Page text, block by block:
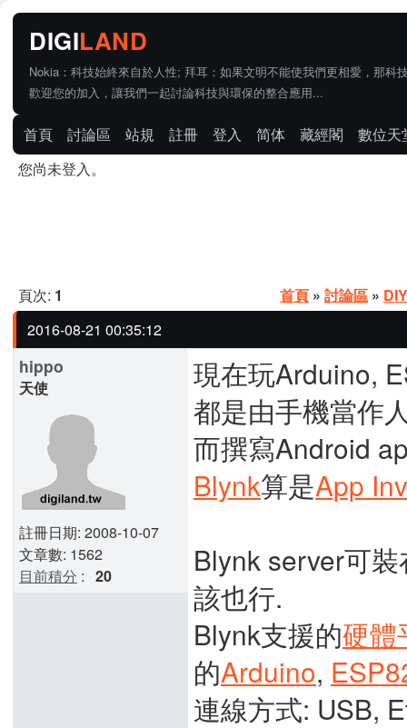
Nokia：科技始終來自於人性; 拜耳：如果文明不能使我們更相愛，那科
歡迎您的加入，讓我們一起討論科技與環保的整合應用...
首頁 討論區 站規 註冊 登入 简体 藏經閣
數位天
您尚未登入。
頁次: 1 首頁 » 討論區 »
2016-08-21 00:35:12
hippo
天使
註冊日期: 2008-10-07
文章數: 1562
目前積分 : 20
現在玩Arduino,
都是由手機當作
而撰寫Android
Blynk算是App
Blynk server可
該也行.
Blynk支援的硬體
的Arduino,
連線方式: USB,